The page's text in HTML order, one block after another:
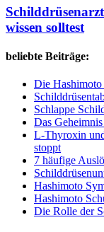
vor
dem
ersten
wissen
wissen solltest
beliebte Beiträge:
Die
Schlappe
Das
L-Thyroxin
stoppt
7 häufige
Hashimoto
Hashimoto
Die Rolle der